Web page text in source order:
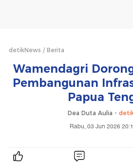
detikNews Berita
Wamendagri
Pembangunan
Papua
Dea Duta Aulia -
Rabu, 03 Jun 2026